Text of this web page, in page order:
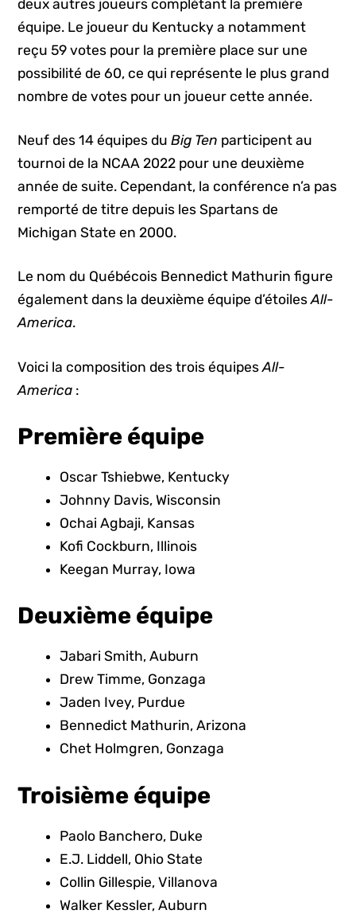
deux autres joueurs complétant la première
équipe. Le joueur du Kentucky a notamment
reçu 59 votes pour la première place sur une
possibilité de 60, ce qui représente le plus grand
nombre de votes pour un joueur cette année.
Neuf des 14 équipes duBig Ten participent au
tournoi de la NCAA 2022 pour une deuxième
année de suite. Cependant, la conférence n’a pas
remporté de titre depuis les Spartans de
Michigan State en 2000.
Le nom du Québécois Bennedict Mathurin figure
également dans la deuxième équipe d’étoilesAll-
America.
Voici la composition des trois équipesAll-
America :
Première équipe
Oscar Tshiebwe, Kentucky
Johnny Davis, Wisconsin
Ochai Agbaji, Kansas
Kofi Cockburn, Illinois
Keegan Murray, Iowa
Deuxième équipe
Jabari Smith, Auburn
Drew Timme, Gonzaga
Jaden Ivey, Purdue
Bennedict Mathurin, Arizona
Chet Holmgren, Gonzaga
Troisième équipe
Paolo Banchero, Duke
E.J. Liddell, Ohio State
Collin Gillespie, Villanova
Walker Kessler, Auburn